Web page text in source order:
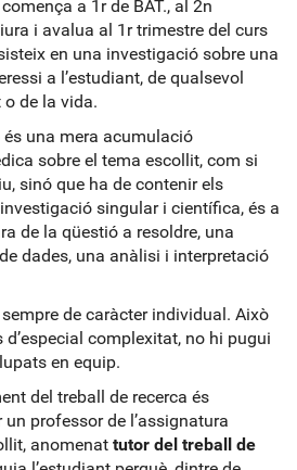
a 1r de BAT., al 2n
i avalua al 1r trimestre del curs
en una investigació sobre una
a l’estudiant, de qualsevol
de la vida.
és una mera acumulació
sobre el tema escollit, com si
sinó que ha de contenir els
singular i científica, és a
de la qüestió a resoldre, una
dades, una anàlisi i interpretació
de caràcter individual. Això
complexitat, no hi pugui
en equip.
del treball de recerca és
professor de l’assignatura
anomenat tutor del treball de